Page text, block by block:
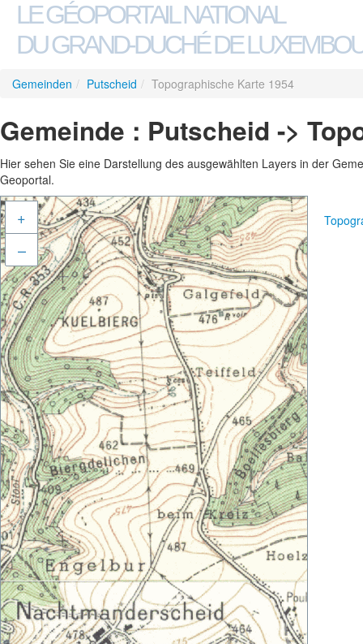
LE GÉOPORTAIL NATIONAL
DU GRAND-DUCHÉ DE
Gemeinden / Putscheid / Topographische Karte 1954
Gemeinde : Putscheid ->
Hier sehen Sie eine Darstellung des ausgewählten Layers in der
Geoportal.
+
–